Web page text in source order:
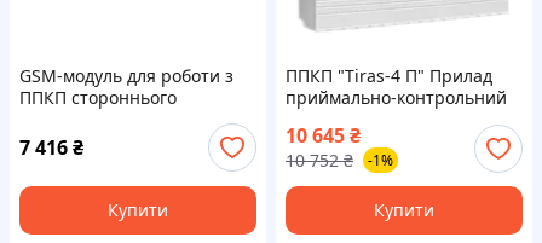
GSM-модуль для роботи з
ППКП стороннього
виробництва Тірас МЦА-
GSM.4
7 416₴
Купити
ППКП "Tiras-4 П" Прилад
приймально-контрольний
10 645₴
10 752 ₴ -1%
Купити